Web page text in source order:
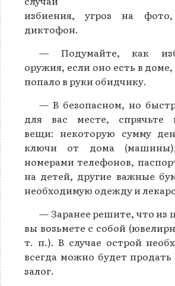
избиения, угроз на
диктофон.
— Подумайте, как
оружия, если оно есть в
попало в руки обидчику.
— В безопасном, но
для вас месте, спрячьте
вещи: некоторую сумму
ключи от дома
номерами телефонов,
на детей, другие важные
необходимую одежду и
— Заранее решите, что из
вы возьмете с собой
т. п.). В случае острой
всегда можно будет
залог.